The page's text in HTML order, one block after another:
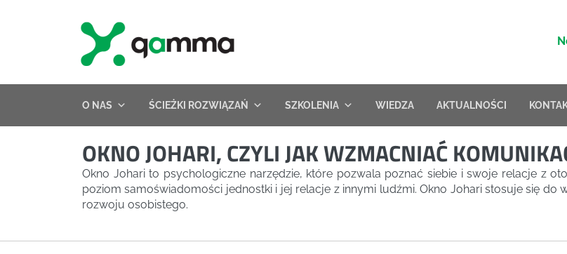
O NAS ŚCIEŻKI ROZWIĄZAŃ SZKOLENIA WIEDZA AKTUALNOŚCI
OKNO JOHARI, CZYLI JAK WZMACNIAĆ
Okno Johari to psychologiczne narzędzie, które pozwala poznać siebie i swoje relacje z
poziom samoświadomości jednostki i jej relacje z innymi ludźmi. Okno Johari stosuje się do
rozwoju osobistego.